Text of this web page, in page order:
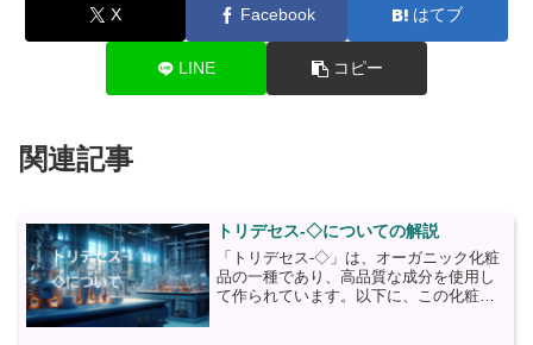
X Facebook はてブ
LINE コピー
関連記事
トリデセス-◇についての解説
「トリデセス-◇」は、オーガニック化粧
品の一種であり、高品質な成分を使用し
て作られています。以下に、この化粧品